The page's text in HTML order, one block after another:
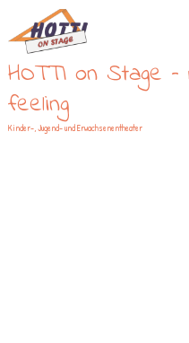
Inhalt
springen
HOTTI on Stage
feeling
Kinder-, Jugend- und Erwachsenentheater